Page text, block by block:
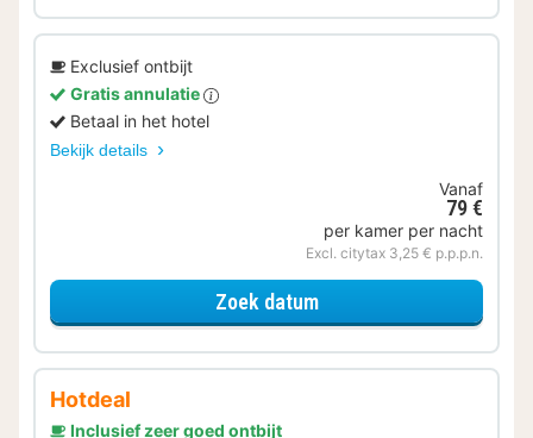
Exclusief ontbijt
Gratis annulatie
Betaal in het hotel
Bekijk details
Vanaf
79 €
per kamer per nacht
Excl. citytax 3,25 € p.p.p.n.
Zoek datumvoor Standaard
Hotdeal
Inclusief zeer goed ontbijt